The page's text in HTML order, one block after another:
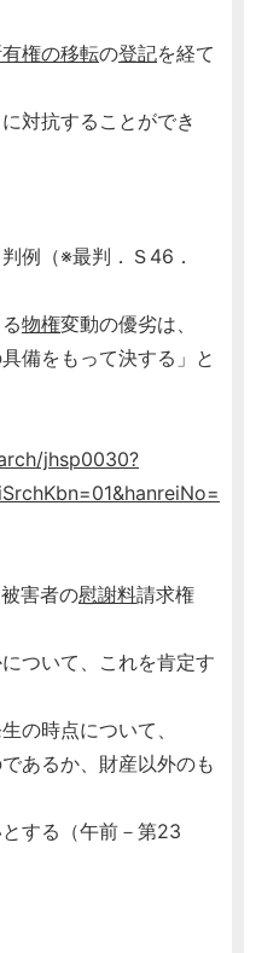
権の移転の登記を経て
対抗することができ
（※最判．Ｓ46．
物権変動の優劣は、
備をもって決する」と
jhsp0030?
害者の慰謝料請求権
ついて、これを肯定す
の時点について、
あるか、財産以外のも
する（午前－第23